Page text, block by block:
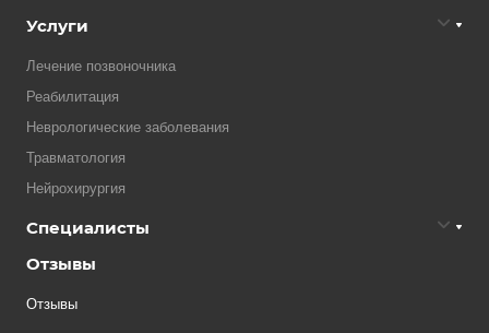
Услуги
Лечение позвоночника
Реабилитация
Неврологические заболевания
Травматология
Нейрохирургия
Специалисты
Отзывы
Отзывы